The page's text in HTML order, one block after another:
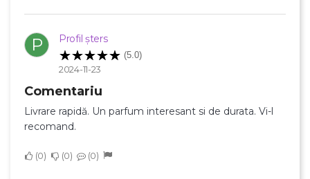
P Profil șters
(5.0)
2024-11-23
Comentariu
Livrare rapidă. Un parfum interesant si de durata. Vi-l
recomand.
0 0 0